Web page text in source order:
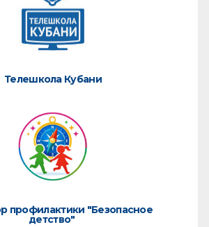
Телешкола Кубани
профилактики "Безопасное
детство"